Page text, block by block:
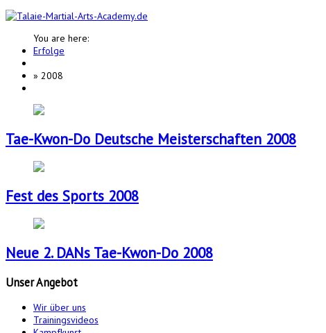
You are here:
Erfolge
» 2008
Tae-Kwon-Do Deutsche Meisterschaften 2008
Fest des Sports 2008
Neue 2. DANs Tae-Kwon-Do 2008
UnserAngebot
Wir über uns
Trainingsvideos